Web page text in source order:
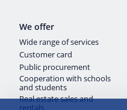
We offer
Wide range of services
Customer card
Public procurement
Cooperation with schools
and students
Real estate sales and
rentals